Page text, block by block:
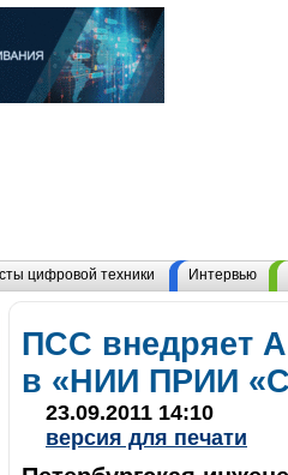
цифровой техники Интервью
ПСС внедряет
в «НИИ ПРИИ
23.09.2011 14:10
версия для печати